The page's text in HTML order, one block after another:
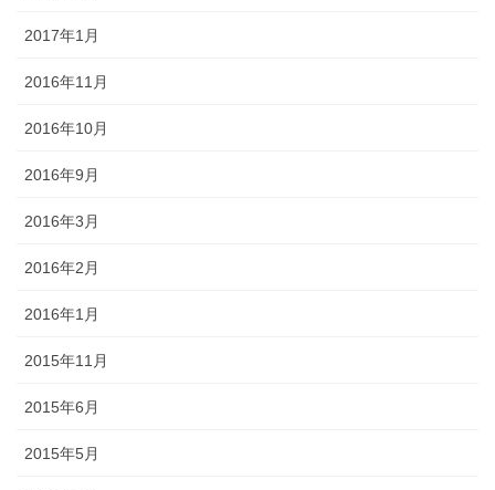
2017年1月
2016年11月
2016年10月
2016年9月
2016年3月
2016年2月
2016年1月
2015年11月
2015年6月
2015年5月